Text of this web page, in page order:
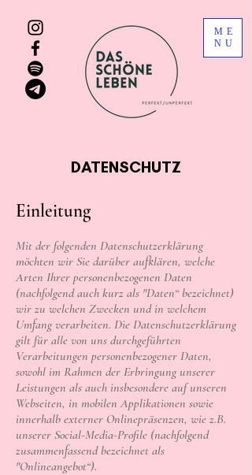
ME
NU
DATENSCHUTZ
Einleitung
Mit der folgenden Datenschutzerklärung
möchten wir Sie darüber aufklären, welche
Arten Ihrer personenbezogenen Daten
(nachfolgend auch kurz als "Daten“ bezeichnet)
wir zu welchen Zwecken und in welchem
Umfang verarbeiten. Die Datenschutzerklärung
gilt für alle von uns durchgeführten
Verarbeitungen personenbezogener Daten,
sowohl im Rahmen der Erbringung unserer
Leistungen als auch insbesondere auf unseren
Webseiten, in mobilen Applikationen sowie
innerhalb externer Onlinepräsenzen, wie z.B.
unserer Social-Media-Profile (nachfolgend
zusammenfassend bezeichnet als
"Onlineangebot“).